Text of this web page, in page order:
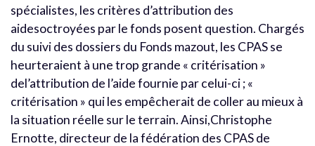
spécialistes, les critères d’attribution des
aidesoctroyées par le fonds posent question. Chargés
du suivi des dossiers du Fonds mazout, les CPAS se
heurteraient à une trop grande « critérisation »
del’attribution de l’aide fournie par celui-ci ; «
critérisation » qui les empêcherait de coller au mieux à
la situation réelle sur le terrain. Ainsi,Christophe
Ernotte, directeur de la fédération des CPAS de